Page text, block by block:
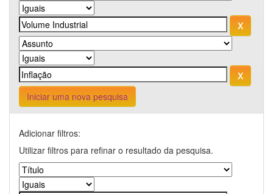
Iniciar uma nova pesquisa
Adicionar filtros:
Utilizar filtros para refinar o resultado da pesquisa.